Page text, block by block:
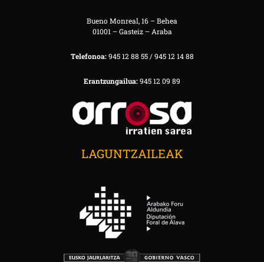
Bueno Monreal, 16 – Behea
01001 – Gasteiz – Araba
Telefonoa:945 12 88 55 / 945 12 14 88
Erantzungailua:945 12 09 89
LAGUNTZAILEAK